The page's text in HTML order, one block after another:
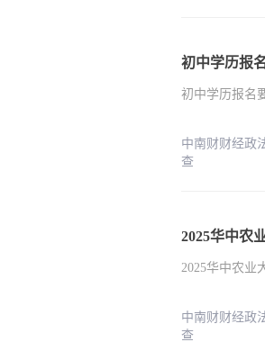
初中学历报
初中学历报名
中南财财经政
查
2025华中农
2025华中农业
中南财财经政
查